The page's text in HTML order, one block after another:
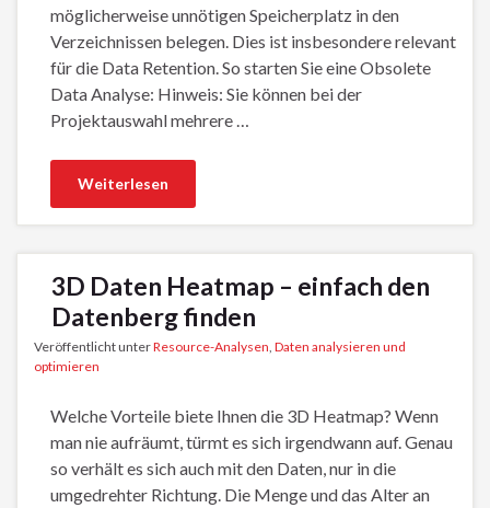
möglicherweise unnötigen Speicherplatz in den
Verzeichnissen belegen. Dies ist insbesondere relevant
für die Data Retention. So starten Sie eine Obsolete
Data Analyse: Hinweis: Sie können bei der
Projektauswahl mehrere …
Weiterlesen
3D Daten Heatmap – einfach den
Datenberg finden
Veröffentlicht unterResource-Analysen Daten analysieren und
optimieren
Welche Vorteile biete Ihnen die 3D Heatmap? Wenn
man nie aufräumt, türmt es sich irgendwann auf. Genau
so verhält es sich auch mit den Daten, nur in die
umgedrehter Richtung. Die Menge und das Alter an